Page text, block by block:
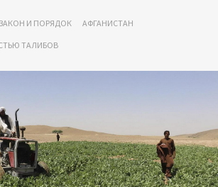
ЗАКОН И ПОРЯДОК АФГАНИСТАН
ТАЛИБОВ